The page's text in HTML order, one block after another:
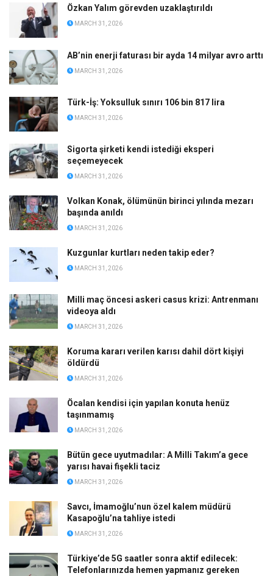
Özkan Yalım görevden uzaklaştırıldı
MARCH 31, 2026
AB’nin enerji faturası bir ayda 14 milyar avro arttı
MARCH 31, 2026
Türk-İş: Yoksulluk sınırı 106 bin 817 lira
MARCH 31, 2026
Sigorta şirketi kendi istediği eksperi
seçemeyecek
MARCH 31, 2026
Volkan Konak, ölümünün birinci yılında mezarı
başında anıldı
MARCH 31, 2026
Kuzgunlar kurtları neden takip eder?
MARCH 31, 2026
Milli maç öncesi askeri casus krizi: Antrenmanı
videoya aldı
MARCH 31, 2026
Koruma kararı verilen karısı dahil dört kişiyi
öldürdü
MARCH 31, 2026
Öcalan kendisi için yapılan konuta henüz
taşınmamış
MARCH 31, 2026
Bütün gece uyutmadılar: A Milli Takım’a gece
yarısı havai fişekli taciz
MARCH 31, 2026
Savcı, İmamoğlu’nun özel kalem müdürü
Kasapoğlu’na tahliye istedi
MARCH 31, 2026
Türkiye’de 5G saatler sonra aktif edilecek:
Telefonlarınızda hemen yapmanız gereken